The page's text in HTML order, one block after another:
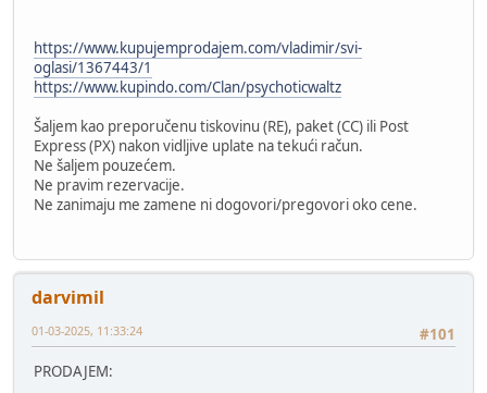
https://www.kupujemprodajem.com/vladimir/svi-
oglasi/1367443/1
https://www.kupindo.com/Clan/psychoticwaltz
Šaljem kao preporučenu tiskovinu (RE), paket (CC) ili Post
Express (PX) nakon vidljive uplate na tekući račun.
Ne šaljem pouzećem.
Ne pravim rezervacije.
Ne zanimaju me zamene ni dogovori/pregovori oko cene.
darvimil
#101
01-03-2025, 11:33:24
PRODAJEM: